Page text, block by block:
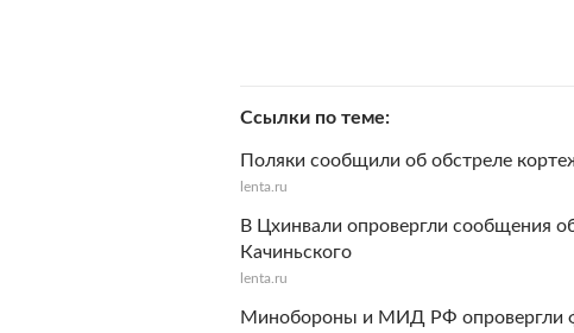
Ссылки по теме
Поляки сообщили об обстреле
lenta.ru
В Цхинвали опровергли сообщения
Качиньского
lenta.ru
Минобороны и МИД РФ опровергли